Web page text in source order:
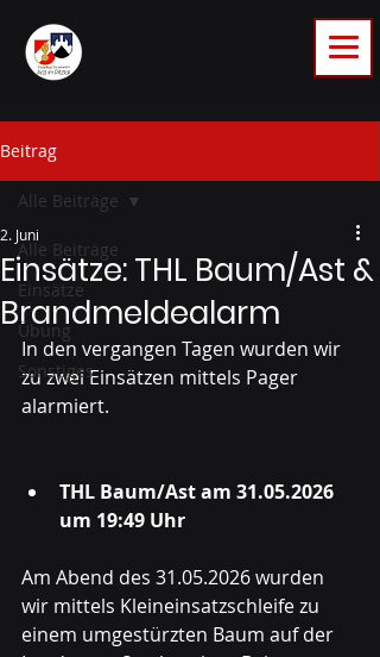
Beitrag
Alle Beiträge
Einsätze
Übung
Sonstiges
Alle Beiträge
Einsätze: THL Baum/Ast &
Brandmeldealarm
2. Juni
In den vergangen Tagen wurden wir
zu zwei Einsätzen mittels Pager
alarmiert.
THL Baum/Ast am 31.05.2026
um 19:49 Uhr
Am Abend des 31.05.2026 wurden
wir mittels Kleineinsatzschleife zu
einem umgestürzten Baum auf der